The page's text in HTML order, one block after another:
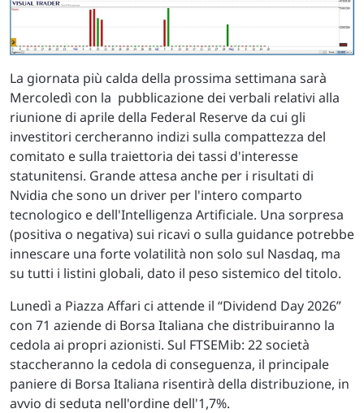
La giornata più calda della prossima settimana sarà
Mercoledì con la pubblicazione dei verbali relativi alla
riunione di aprile della Federal Reserve da cui gli
investitori cercheranno indizi sulla compattezza del
comitato e sulla traiettoria dei tassi d'interesse
statunitensi. Grande attesa anche per i risultati di
Nvidia che sono un driver per l'intero comparto
tecnologico e dell'Intelligenza Artificiale. Una sorpresa
(positiva o negativa) sui ricavi o sulla guidance potrebbe
innescare una forte volatilità non solo sul Nasdaq, ma
su tutti i listini globali, dato il peso sistemico del titolo.
Lunedì a Piazza Affari ci attende il “Dividend Day 2026”
con 71 aziende di Borsa Italiana che distribuiranno la
cedola ai propri azionisti. Sul FTSEMib: 22 società
staccheranno la cedola di conseguenza, il principale
paniere di Borsa Italiana risentirà della distribuzione, in
avvio di seduta nell'ordine dell'1,7%.